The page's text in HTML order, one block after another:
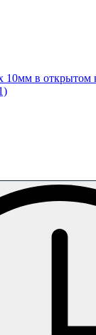
10мм в открытом